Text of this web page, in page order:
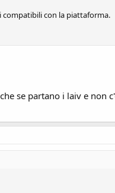
compatibili con la piattaforma.
se partano i laiv e non